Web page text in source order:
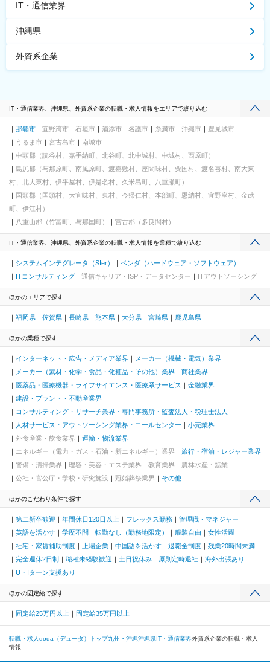
IT・通信業界
沖縄県
外資系企業
IT・通信業界、沖縄県、外資系企業の転職・求人情報をエリアで絞り込む
那覇市 宜野湾市 石垣市 浦添市 名護市 糸満市 沖縄市
豊見城市
うるま市
宮古島市
南城市
中頭郡（読谷村、嘉手納町、北谷町、北中城村、中城村、西原町）
島尻郡（与那原町、南風原町、渡嘉敷村、座間味村、粟国村、渡名喜村、南大東
村、北大東村、伊平屋村、伊是名村、久米島町、八重瀬町）
国頭郡（国頭村、大宜味村、東村、今帰仁村、本部町、恩納村、宜野座村、金武
町、伊江村）
八重山郡（竹富町、与那国町）
宮古郡（多良間村）
IT・通信業界、沖縄県、外資系企業の転職・求人情報を業種で絞り込む
システムインテグレータ（SIer）
ベンダ（ハードウェア・ソフトウェア）
ITコンサルティング
通信キャリア・ISP・データセンター ITアウトソーシング
ほかのエリアで探す
福岡県 佐賀県 長崎県 熊本県 大分県 宮崎県 鹿児島県
ほかの業種で探す
インターネット・広告・メディア業界
メーカー（機械・電気）業界
メーカー（素材・化学・食品・化粧品・その他）業界
商社業界
医薬品・医療機器・ライフサイエンス・医療系サービス
金融業界
建設・プラント・不動産業界
コンサルティング・リサーチ業界・専門事務所・監査法人・税理士法人
人材サービス・アウトソーシング業界・コールセンター
小売業界
外食産業・飲食業界
運輸・物流業界
エネルギー（電力・ガス・石油・新エネルギー）業界
旅行・宿泊・レジャー業界
警備・清掃業界
理容・美容・エステ業界 教育業界
農林水産・鉱業
公社・官公庁・学校・研究施設
冠婚葬祭業界 その他
ほかのこだわり条件で探す
第二新卒歓迎 年間休日120日以上 フレックス勤務
管理職・マネジャー
英語を活かす
学歴不問 転勤なし（勤務地限定） 服装自由
女性活躍
社宅・家賃補助制度
上場企業 中国語を活かす 退職金制度
残業20時間未満
完全週休2日制
職種未経験歓迎 土日祝休み 原則定時退社
海外出張あり
U・Iターン支援あり
ほかの固定給で探す
固定給25万円以上 固定給35万円以上
転職・求人doda（デューダ）トップ九州・沖縄沖縄県IT・通信業界外資系企業の転職・求人
情報